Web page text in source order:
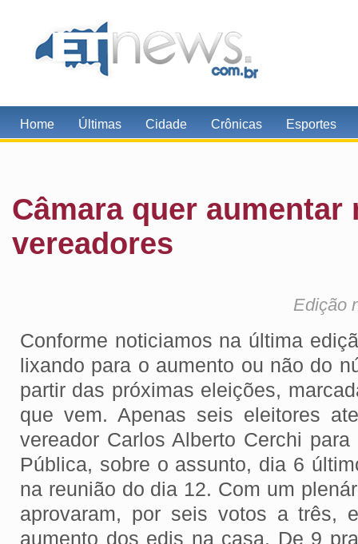
Home Últimas Cidade Crônicas Esportes
Câmara quer aumentar
vereadores
Edição
Conforme noticiamos na última
lixando para o aumento ou não do
partir das próximas eleições,
que vem. Apenas seis eleitores
vereador Carlos Alberto Cerchi
Pública, sobre o assunto, dia 6
na reunião do dia 12. Com um
aprovaram, por seis votos a três,
aumento dos edis na casa. De 9